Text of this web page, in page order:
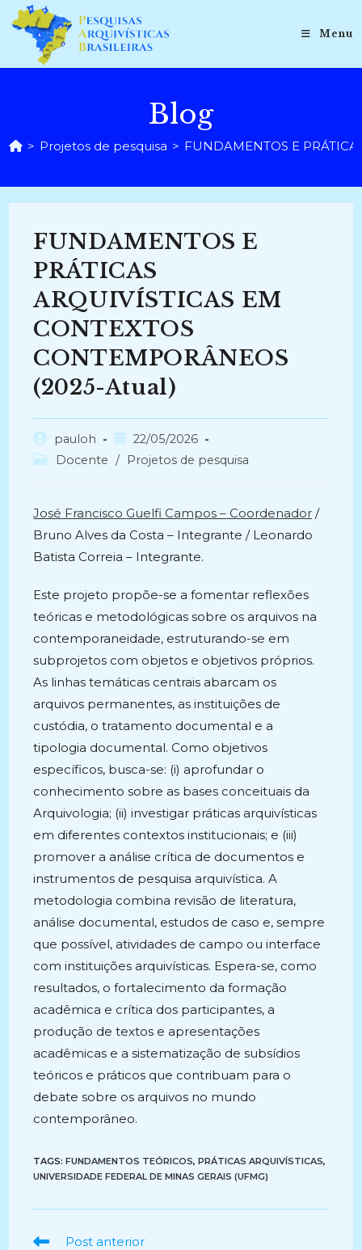
para
conteúdo
Menu
Blog
> Projetos de pesquisa > FUNDAMENTOS E
FUNDAMENTOS E
PRÁTICAS
ARQUIVÍSTICAS EM
CONTEXTOS
CONTEMPORÂNEOS
(2025-Atual)
Autor
do
pauloh
Post
publicado:
22/05/2026
Categoria
Docente / Projetos de pesquisa
José Francisco Guelfi Campos – Coordenador /
Bruno Alves da Costa – Integrante / Leonardo
Batista Correia – Integrante.
Este projeto propõe-se a fomentar reflexões
teóricas e metodológicas sobre os arquivos na
contemporaneidade, estruturando-se em
subprojetos com objetos e objetivos próprios.
As linhas temáticas centrais abarcam os
arquivos permanentes, as instituições de
custódia, o tratamento documental e a
tipologia documental. Como objetivos
específicos, busca-se: (i) aprofundar o
conhecimento sobre as bases conceituais da
Arquivologia; (ii) investigar práticas arquivísticas
em diferentes contextos institucionais; e (iii)
promover a análise crítica de documentos e
instrumentos de pesquisa arquivística. A
metodologia combina revisão de literatura,
análise documental, estudos de caso e, sempre
que possível, atividades de campo ou interface
com instituições arquivísticas. Espera-se, como
resultados, o fortalecimento da formação
acadêmica e crítica dos participantes, a
produção de textos e apresentações
acadêmicas e a sistematização de subsídios
teóricos e práticos que contribuam para o
debate sobre os arquivos no mundo
contemporâneo.
TAGS:FUNDAMENTOS TEÓRICOS, PRÁTICAS ARQUIVÍSTICAS,
UNIVERSIDADE FEDERAL DE MINAS GERAIS (UFMG)
Ler
Post anterior